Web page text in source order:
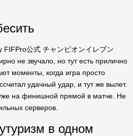
FIFPro公式 チャンピオンイレブン
не звучало, но тут есть прилично
моменты, когда игра просто
удачный удар, и тут же вылет.
уже на финишной прямой в матче. Не
серверов.
в одном